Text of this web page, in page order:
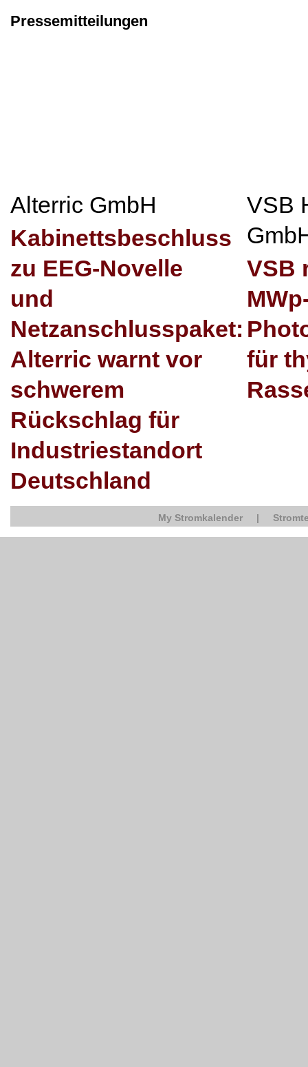
Pressemitteilungen
Alterric GmbH
Kabinettsbeschluss
zu EEG-Novelle
und
Netzanschlusspaket:
Alterric warnt vor
schwerem
Rückschlag für
Industriestandort
Deutschland
VSB
VSB
für
My Stromkalender |